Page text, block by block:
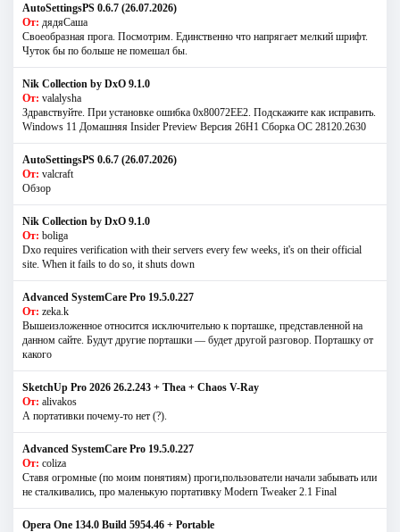
AutoSettingsPS 0.6.7 (26.07.2026)
От: дядяСаша
Своеобразная прога. Посмотрим. Единственно что напрягает мелкий шрифт.
Чуток бы по больше не помешал бы.
Nik Collection by DxO 9.1.0
От: valalysha
Здравствуйте. При установке ошибка 0х80072EE2. Подскажите как исправить.
Windows 11 Домашняя Insider Preview Версия 26H1 Сборка ОС 28120.2630
AutoSettingsPS 0.6.7 (26.07.2026)
От: valcraft
Обзор
Nik Collection by DxO 9.1.0
От: boliga
Dxo requires verification with their servers every few weeks, it's on their official
site. When it fails to do so, it shuts down
Advanced SystemCare Pro 19.5.0.227
От: zeka.k
Вышеизложенное относится исключительно к порташке, представленной на
данном сайте. Будут другие порташки — будет другой разговор. Порташку от
какого
SketchUp Pro 2026 26.2.243 + Thea + Chaos V-Ray
От: alivakos
А портативки почему-то нет (?).
Advanced SystemCare Pro 19.5.0.227
От: coliza
Ставя огромные (по моим понятиям) проги,пользователи начали забывать или
не сталкивались, про маленькую портативку Modern Tweaker 2.1 Final
Opera One 134.0 Build 5954.46 + Portable